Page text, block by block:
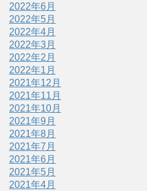
2022年6月
2022年5月
2022年4月
2022年3月
2022年2月
2022年1月
2021年12月
2021年11月
2021年10月
2021年9月
2021年8月
2021年7月
2021年6月
2021年5月
2021年4月